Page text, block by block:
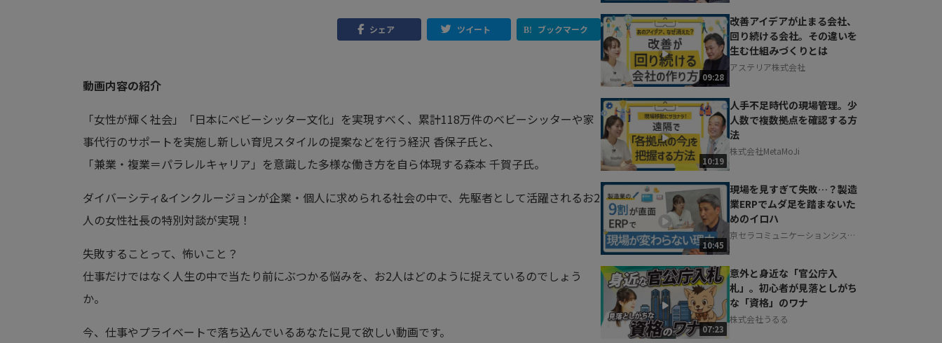
シェア ツイート ブックマーク
動画内容の紹介
「女性が輝く社会」「日本にベビーシッター文化」を実現すべく、累計118万件のベビーシッターや家
事代行のサポートを実施し新しい育児スタイルの提案などを行う経沢 香保子氏と、
「兼業・複業＝パラレルキャリア」を意識した多様な働き方を自ら体現する森本 千賀子氏。
ダイバーシティ&インクルージョンが企業・個人に求められる社会の中で、先駆者として活躍されるお2
人の女性社長の特別対談が実現！
失敗することって、怖いこと？
仕事だけではなく人生の中で当たり前にぶつかる悩みを、お2人はどのように捉えているのでしょう
か。
今、仕事やプライベートで落ち込んでいるあなたに見て欲しい動画です。
09:28
改善アイデアが止まる会社、
回り続ける会社。その違いを
生む仕組みづくりとは
アステリア株式会社
10:19
人手不足時代の現場管理。少
人数で複数拠点を確認する方
法
株式会社MetaMoJi
10:45
現場を見すぎて失敗…？製造
業ERPでムダ足を踏まないた
めのイロハ
京セラコミュニケーションシステ
07:23
意外と身近な「官公庁入
札」。初心者が見落としがち
な「資格」のワナ
株式会社うるる